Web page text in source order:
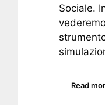
Sociale.
Read